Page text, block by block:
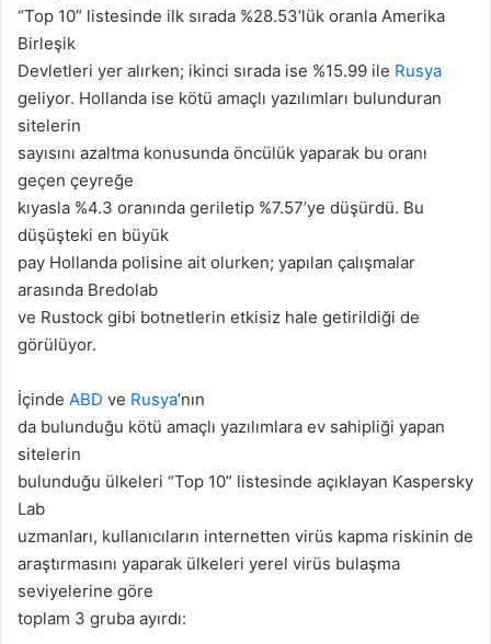
“Top 10” listesinde ilk sırada %28.53’lük oranla Amerika
Birleşik
Devletleri yer alırken; ikinci sırada ise %15.99 ile Rusya
geliyor. Hollanda ise kötü amaçlı yazılımları bulunduran
sitelerin
sayısını azaltma konusunda öncülük yaparak bu oranı
geçen çeyreğe
kıyasla %4.3 oranında geriletip %7.57’ye düşürdü. Bu
düşüşteki en büyük
pay Hollanda polisine ait olurken; yapılan çalışmalar
arasında Bredolab
ve Rustock gibi botnetlerin etkisiz hale getirildiği de
görülüyor.
İçinde ABD ve Rusya’nın
da bulunduğu kötü amaçlı yazılımlara ev sahipliği yapan
sitelerin
bulunduğu ülkeleri “Top 10” listesinde açıklayan Kaspersky
Lab
uzmanları, kullanıcıların internetten virüs kapma riskinin de
araştırmasını yaparak ülkeleri yerel virüs bulaşma
seviyelerine göre
toplam 3 gruba ayırdı: